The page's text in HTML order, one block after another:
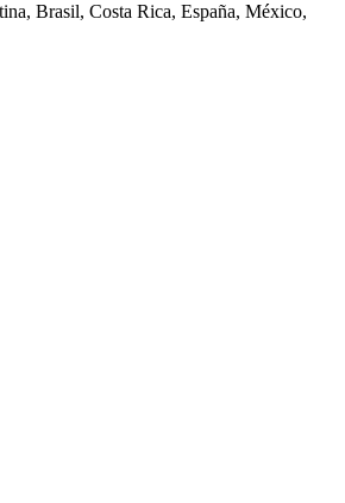
Brasil, Costa Rica, España, México,